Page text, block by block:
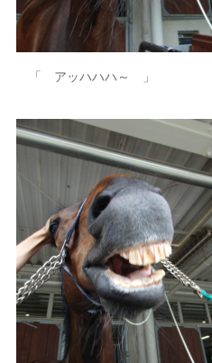
「 アッハハハ～ 」